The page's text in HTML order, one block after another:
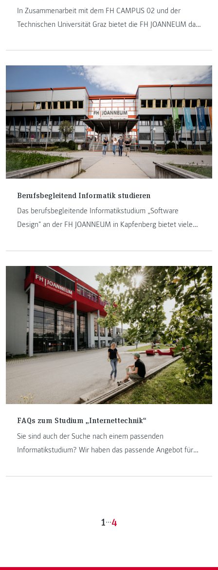
In Zusammenarbeit mit dem FH CAMPUS 02 und der
Technischen Universität Graz bietet die FH JOANNEUM das
Theorie an der Hochschule gemeinsam mit der Praxis in
einem Unternehmen geprägt.
Berufsbegleitend Informatik studieren
Das berufsbegleitende Informatikstudium „Software
Design" an der FH JOANNEUM in Kapfenberg bietet viele
über das berufsbegleitende Bachelorstudium.
FAQs zum Studium „Internettechnik“
Sie sind auch der Suche nach einem passenden
Informatikstudium? Wir haben das passende Angebot für
1...4